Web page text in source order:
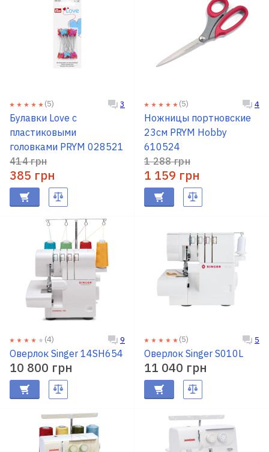
(5) 3
Булавки Love с
пластиковыми
головками PRYM 028521
414 грн
385 грн
(5) 4
Ножницы портновские
23см PRYM Hobby
610524
1 288 грн
1 159 грн
(4) 9
Оверлок Singer 14SH654
10 800 грн
(5) 5
Оверлок Singer S010L
11 040 грн